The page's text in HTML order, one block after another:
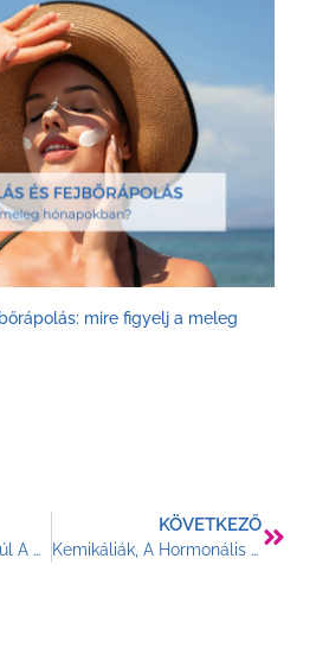
mire figyelj a meleg
No Waste – Avagy Túl A Szelektív Hulladékgyűjtésen
KÖVETKEZŐ
Kemikáliák, A Hormonális Problémák Okai